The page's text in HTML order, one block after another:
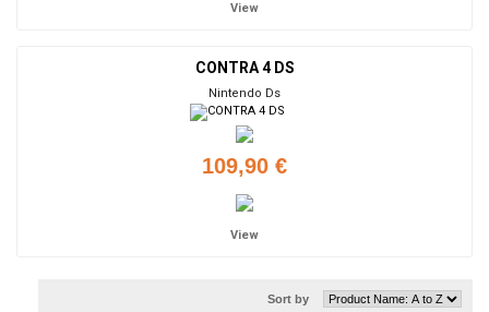
View
CONTRA 4 DS
Nintendo Ds
109,90 €
View
Sort by